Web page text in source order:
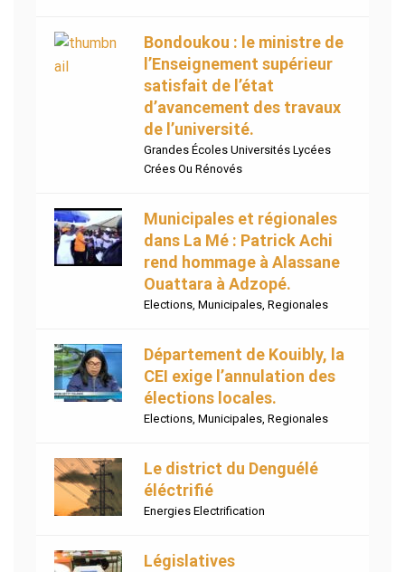
Bondoukou : le ministre de
l’Enseignement supérieur
satisfait de l’état
d’avancement des travaux
de l’université.
Grandes Écoles Universités Lycées
Crées Ou Rénovés
Municipales et régionales
dans La Mé : Patrick Achi
rend hommage à Alassane
Ouattara à Adzopé.
Elections Municipales Regionales
Département de Kouibly, la
CEI exige l’annulation des
élections locales.
Elections Municipales Regionales
Le district du Denguélé
éléctrifié
Energies Electrification
Législatives